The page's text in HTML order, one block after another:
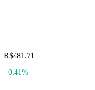
R$481.71
+0.41%